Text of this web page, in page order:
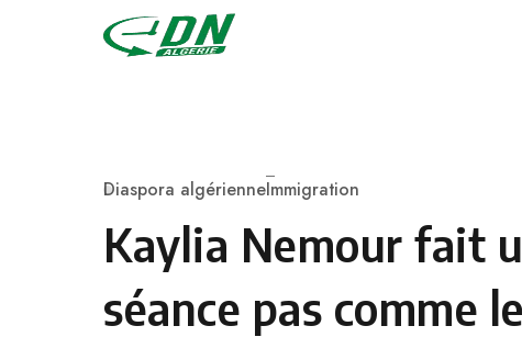
Skip to content
Category
Diaspora algérienneImmigration
Kaylia Nemour fait
séance pas comme